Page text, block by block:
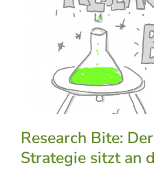
Research Bite:
Strategie sitzt an